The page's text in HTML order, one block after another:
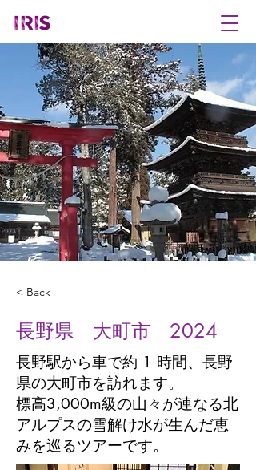
< Back
長野県 大町市 2024
長野駅から車で約 1 時間、長野
県の大町市を訪れます。
標高3,000m級の山々が連なる北
アルプスの雪解け水が生んだ恵
みを巡るツアーです。